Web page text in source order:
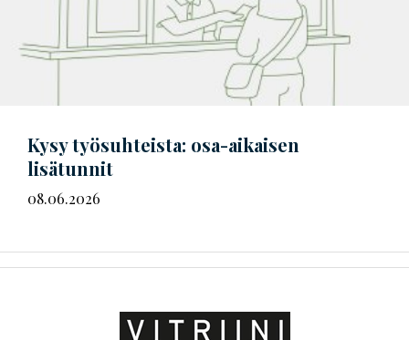
Kysy työsuhteista: osa-aikaisen
lisätunnit
08.06.2026